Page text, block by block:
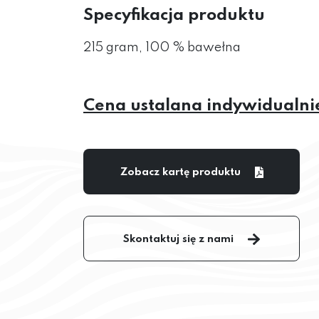
Specyfikacja produktu
215 gram, 100 % bawełna
Cena ustalana
Zobacz kartę produktu
Skontaktuj się z nami